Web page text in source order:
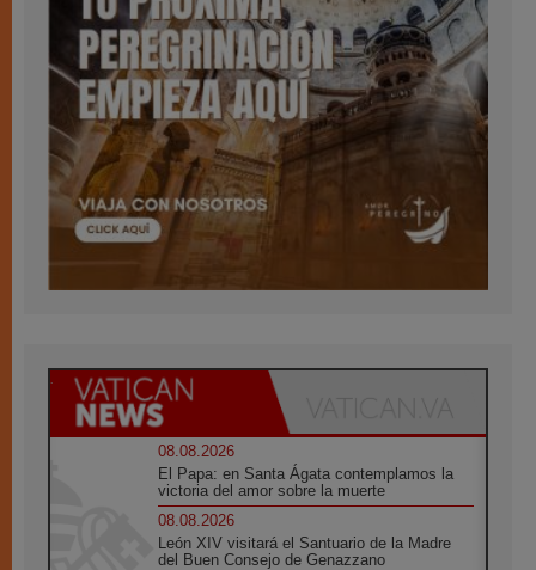
08.08.2026
El Papa: en Santa Ágata contemplamos la
victoria del amor sobre la muerte
08.08.2026
León XIV visitará el Santuario de la Madre
del Buen Consejo de Genazzano